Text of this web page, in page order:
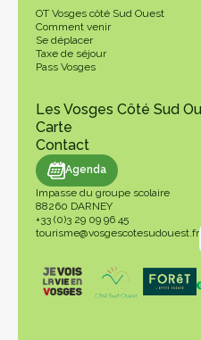
OT Vosges côté Sud Ouest
Comment venir
Se déplacer
Taxe de séjour
Pass Vosges
Les Vosges Côté Sud
Carte
Contact
Agenda
Impasse du groupe scolaire
88260 DARNEY
+33 (0)3 29 09 96 45
tourisme@vosgescotesudouest.fr